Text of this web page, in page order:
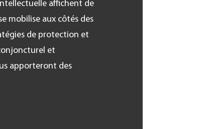
affichent de
mobilise aux côtés des
de protection et
et
apporteront des